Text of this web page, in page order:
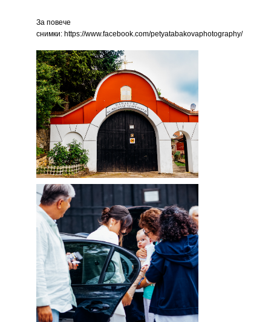
За повече
снимки: https://www.facebook.com/petyatabakovaphotography/